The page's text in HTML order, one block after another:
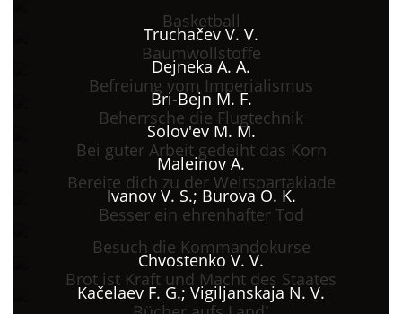
Basketball
Truchačev V. V.
Baumwollstoffe
Dejneka A. A.
Befreiung vom Imperialismus
Bri-Bejn M. F.
Beherrsche die Flugtechnik
Solov'ev M. M.
Bei guter Arbeit gedeiht das Korn
Maleinov A.
Bereite dich zu der Weltspartakiade
Ivanov V. S.; Burova O. K.
Besser ein ehrenhafter Tod
Besuch die Kommandokurse
Chvostenko V. V.
Brot ist Kraft und Macht des Staates
Kačelaev F. G.; Vigiljanskaja N. V.